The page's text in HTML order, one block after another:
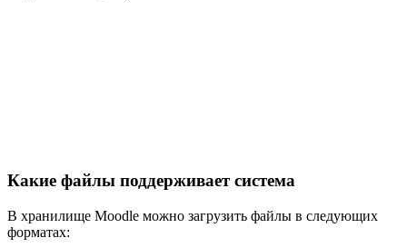
Какие файлы поддерживает система
В хранилище Moodle можно загрузить файлы в следующих
форматах: